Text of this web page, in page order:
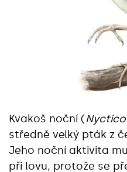
Kvakoš noční (
středně velký pták z
Jeho noční aktivita
při lovu, protože se